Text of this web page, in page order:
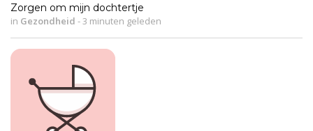
Zorgen om mijn dochtertje
in Gezondheid - 3 minuten geleden